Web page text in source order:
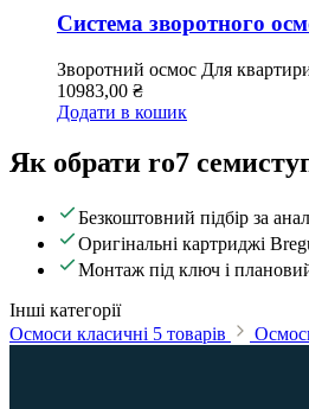
Система зворотного
Зворотний осмос Для
10983,00 ₴
Додати в кошик
Як обрати ro7
Безкоштовний підбір за
Оригінальні картриджі
Монтаж під ключ і
Інші категорії
Осмоси класичні 5 товарів